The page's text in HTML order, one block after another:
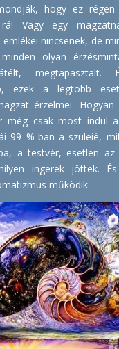
hogy ez
Vagy egy
emlékei nincsenek, de
olyan
ezek a legtöbb
érzelmei. Hogyan
még csak most indul
99 %-ban a szüleié,
a testvér, esetlen az
ingerek jöttek.
működik.